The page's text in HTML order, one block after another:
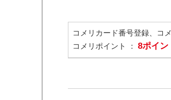
コメリカード番号登録、コ
コメリポイント ： 8ポイン